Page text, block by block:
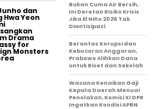
dan
Hwa Yeon
Drama
for
Monsters
Bukan Cuma Air Bersih,
Ini Deretan Risiko Krisis
Jika El Niño 2026 Tak
Diantisipasi
Berantas Korupsi dan
Kebocoran Anggaran,
Prabowo Alihkan Dana
untuk Riset dan Sekolah
Wacana Kenaikan Gaji
Kepala Daerah Menuai
Penolakan, Komisi XI DPR
Ingatkan Kondisi APBN